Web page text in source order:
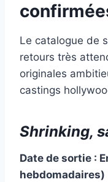
Le catalogue de
retours très
originales
castings
Shrinking,
Date de sortie :
hebdomadaires)